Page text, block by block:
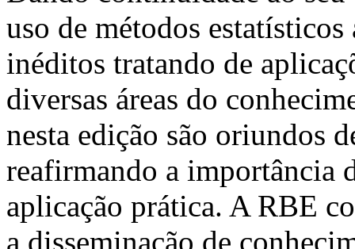
uso de métodos
inéditos tratando de
diversas áreas do
nesta edição são oriundos
reafirmando a importância
aplicação prática. A RBE
a disseminação de